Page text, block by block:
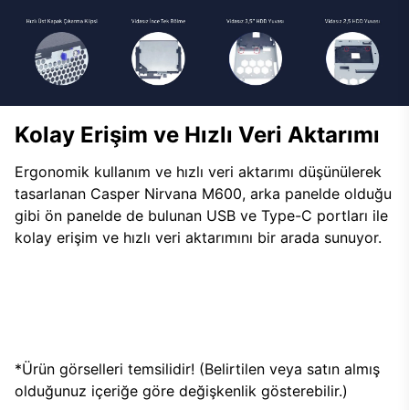
Kolay Erişim ve Hızlı Veri Aktarımı
Ergonomik kullanım ve hızlı veri aktarımı düşünülerek
tasarlanan Casper Nirvana M600, arka panelde olduğu
gibi ön panelde de bulunan USB ve Type-C portları ile
kolay erişim ve hızlı veri aktarımını bir arada sunuyor.
*Ürün görselleri temsilidir! (Belirtilen veya satın almış
olduğunuz içeriğe göre değişkenlik gösterebilir.)